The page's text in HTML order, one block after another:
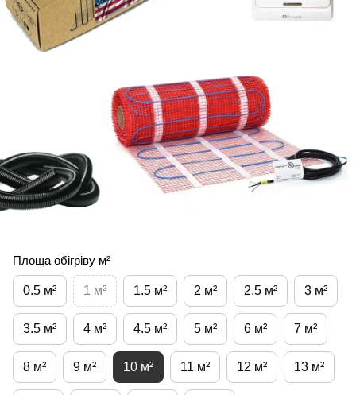
Площа обігріву м²
0.5 м² 1 м² 1.5 м² 2 м² 2.5 м² 3 м²
3.5 м² 4 м² 4.5 м² 5 м² 6 м² 7 м²
8 м² 9 м² 10 м² 11 м² 12 м² 13 м²